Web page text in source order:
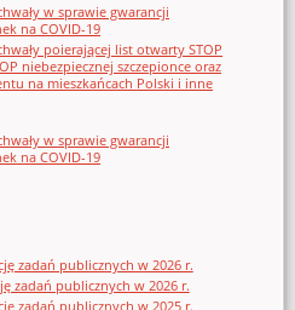
w sprawie gwarancji
na COVID-19
poierającej list otwarty STOP
niebezpiecznej szczepionce oraz
na mieszkańcach Polski i inne
w sprawie gwarancji
na COVID-19
zadań publicznych w 2026 r.
zadań publicznych w 2026 r.
zadań publicznych w 2025 r.